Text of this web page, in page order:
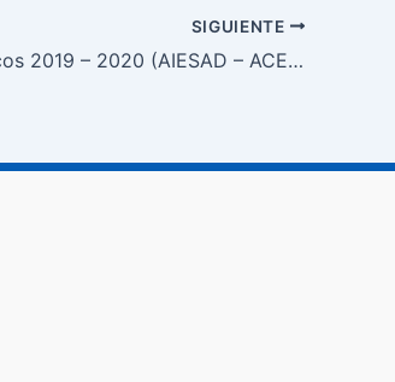
SIGUIENTE
Serie de Webinar Académicos 2019 – 2020 (AIESAD – ACESAD)